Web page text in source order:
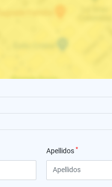
Apellidos *